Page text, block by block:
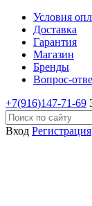
Условия
Доставка
Гарантия
Магазин
Бренды
Вопрос-
+7(916)147-71-69
Вход Регистрация